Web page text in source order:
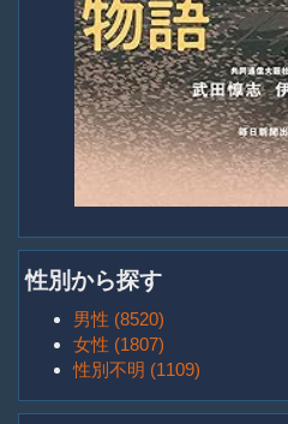
性別から探す
男性 (8520)
女性 (1807)
性別不明 (1109)